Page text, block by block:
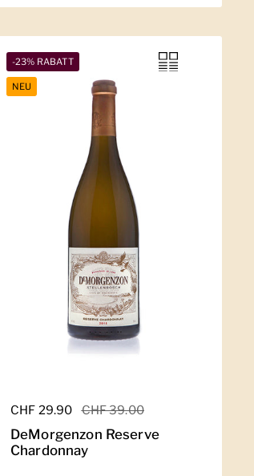
Regulärer Preis
CHF 29.90 Sale-Preis
CHF 39.00
DeMorgenzon Reserve
Chardonnay
-23% RABATT
NEU